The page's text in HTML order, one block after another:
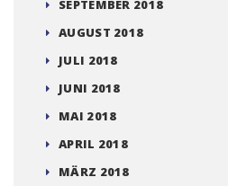
SEPTEMBER 2018
AUGUST 2018
JULI 2018
JUNI 2018
MAI 2018
APRIL 2018
MÄRZ 2018